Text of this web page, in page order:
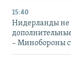
15:40
Нидерланды не
– Минобороны